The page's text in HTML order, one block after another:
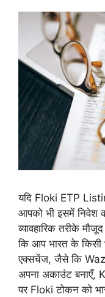
यदि Floki ETP
आपको भी इसमें निवेश
व्यावहारिक तरीके
कि आप भारत के किसी
एक्सचेंज, जैसे कि
अपना अकाउंट बनाएँ,
पर Floki टोकन को